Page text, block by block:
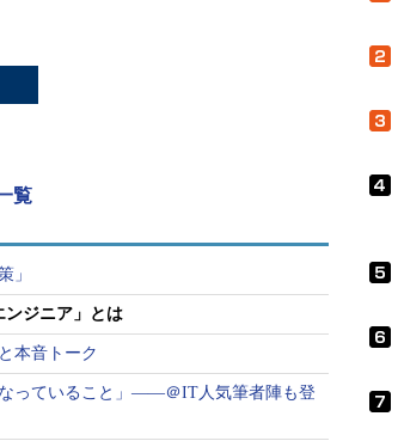
オージス総研 サービス事業本部
ー 吉井雅人氏
ロダクト
なった
おり、利
ェアだ。し
）性
」な
たことを
覧
」
ンジニア」とは
本音トーク
っていること」――＠IT人気筆者陣も登